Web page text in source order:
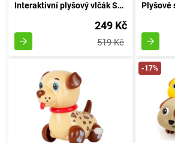
Interaktivní plyšový vlčák Severský
249 Kč
519 Kč
-17%